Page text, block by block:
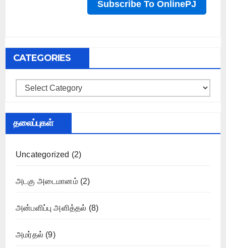
CATEGORIES
Categories
தலைப்புகள்
Uncategorized (2)
அடகு அடைமானம்(2)
அன்பளிப்பு அளித்தல் (8)
அமர்தல் (9)